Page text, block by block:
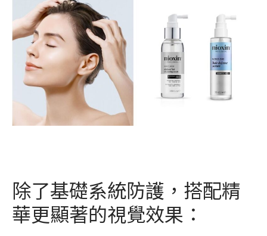
除了基礎系統防護，搭配精
華更顯著的視覺效果：